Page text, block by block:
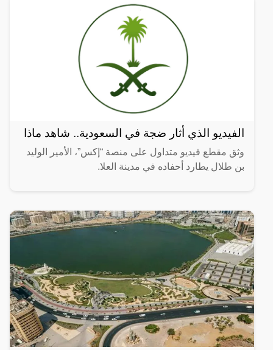
الفيديو الذي أثار ضجة في السعودية.. شاهد ماذا
وثق مقطع فيديو متداول على منصة “إكس”، الأمير الوليد
بن طلال يطارد أحفاده في مدينة العلا.